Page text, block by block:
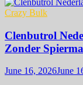
Crazy Bulk
Clenbutrol
Zonder
June 16, 2026June